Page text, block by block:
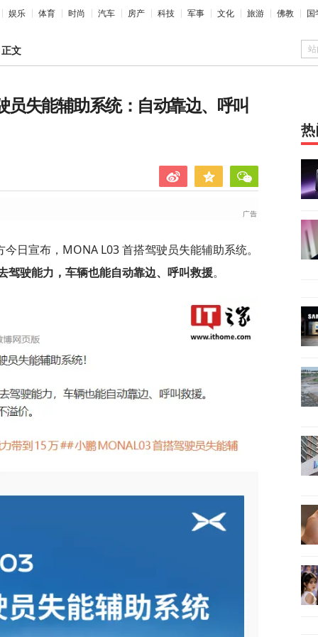
娱乐 体育 时尚 汽车 房产 科技 军事 文化 旅游 佛教 国
正文
员失能辅助系统：自动靠边、呼叫
日宣布，MONA L03 首搭驾驶员失能辅助系统。
驾驶能力，车辆也能自动靠边、呼叫救援。
热